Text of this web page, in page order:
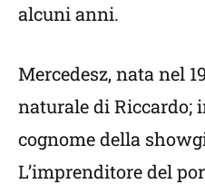
alcuni anni.
Mercedesz, nata nel
naturale di Riccardo;
cognome della
L’imprenditore del